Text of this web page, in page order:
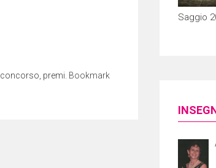
concorso premi . Bookmark
Saggio